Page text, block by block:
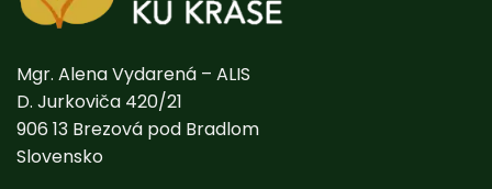
Mgr. Alena Vydarená – ALIS
D. Jurkoviča 420/21
906 13 Brezová pod Bradlom
Slovensko